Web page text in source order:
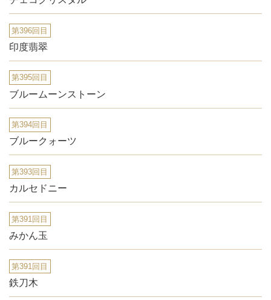
第396回目
印度翡翠
第395回目
ブルームーンストーン
第394回目
ブルークォーツ
第393回目
カルセドニー
第391回目
みかん玉
第391回目
鉄刀木